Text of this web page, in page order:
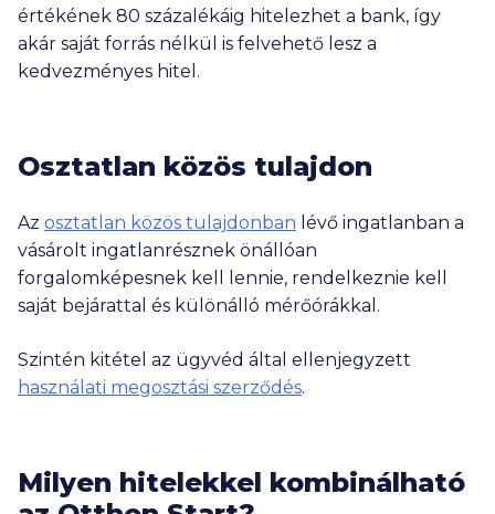
értékének 80 százalékáig hitelezhet a bank, így
akár saját forrás nélkül is felvehető lesz a
kedvezményes hitel.
Osztatlan közös tulajdon
Az osztatlan közös tulajdonban lévő ingatlanban a
vásárolt ingatlanrésznek önállóan
forgalomképesnek kell lennie, rendelkeznie kell
saját bejárattal és különálló mérőórákkal.
Szintén kitétel az ügyvéd által ellenjegyzett
használati megosztási szerződés.
Milyen hitelekkel kombinálható